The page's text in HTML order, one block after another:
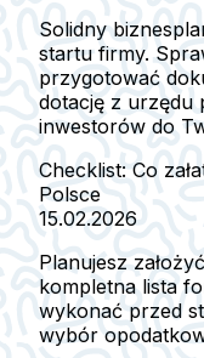
Solidny
startu firmy.
przygotować
dotację z urzędu
inwestorów do
Checklist: Co
Polsce
15.02.2026
Planujesz
kompletna lista
wykonać przed
wybór